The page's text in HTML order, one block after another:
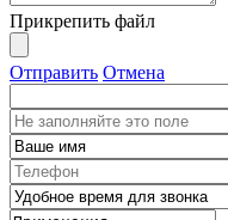
Прикрепить файл
Отправить Отмена